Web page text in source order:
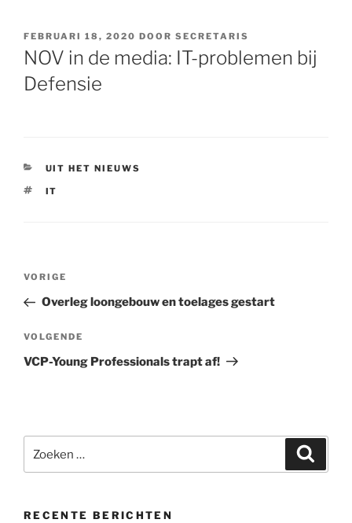
GEPLAATST
OP
FEBRUARI 18, 2020 DOOR SECRETARIS
NOV in de media: IT-problemen bij
Defensie
CATEGORIEËN
UIT HET NIEUWS
TAGS
IT
Bericht
Vorig
bericht
VORIGE
Overleg loongebouw en toelages gestart
Volgend
bericht
VOLGENDE
VCP-Young Professionals trapt af!
naar:
RECENTE BERICHTEN